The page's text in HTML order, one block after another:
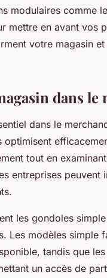
modulaires comme
mettre en avant vos
votre magasin
dans
dans le
tout en
entreprises peuvent
les gondoles
Les modèles simple
tandis que
un accès de